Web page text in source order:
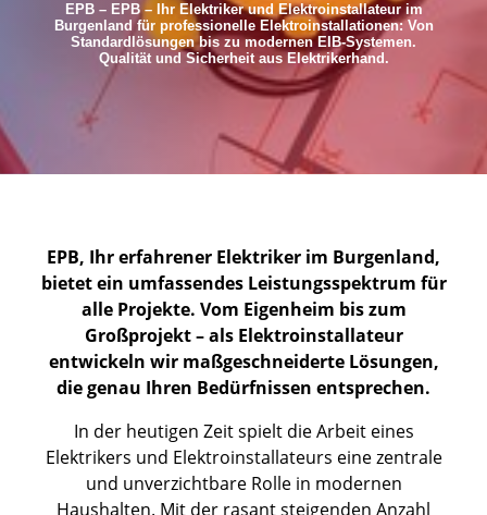
EPB – EPB – Ihr Elektriker und Elektroinstallateur im
Burgenland für professionelle Elektroinstallationen: Von
Standardlösungen bis zu modernen EIB-Systemen.
Qualität und Sicherheit aus Elektrikerhand.
EPB, Ihr erfahrener Elektriker im Burgenland,
bietet ein umfassendes Leistungsspektrum für
alle Projekte. Vom Eigenheim bis zum
Großprojekt – als Elektroinstallateur
entwickeln wir maßgeschneiderte Lösungen,
die genau Ihren Bedürfnissen entsprechen.
In der heutigen Zeit spielt die Arbeit eines
Elektrikers und Elektroinstallateurs eine zentrale
und unverzichtbare Rolle in modernen
Haushalten. Mit der rasant steigenden Anzahl